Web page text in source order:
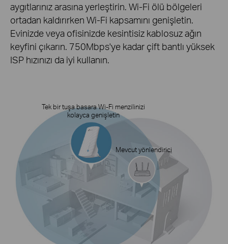
aygıtlarınız arasına yerleştirin. Wi-Fi ölü bölgeleri
ortadan kaldırırken Wi-Fi kapsamını genişletin.
Evinizde veya ofisinizde kesintisiz kablosuz ağın
keyfini çıkarın. 750Mbps'ye kadar çift bantlı yüksek
ISP hızınızı da iyi kullanın.
Tek bir tuşa basara Wi-Fi menzilinizi
kolayca genişletin
Mevcut yönlendirici